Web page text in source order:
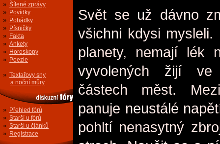
» Šílené zprávy
» Povídky
» Pohádky
» Písničky
» Fakta
» Ankety
» Horoskopy
» Poezie
» Textařovy sny
a noční můry
» Přehled fórů
» Starší u fórů
» Starší u článků
» Registrace
Svět se už dávno
všichni kdysi
planety, nemají lék
vyvolených žijí ve
částech měst.
panuje neustálé
pohltí nenasytný